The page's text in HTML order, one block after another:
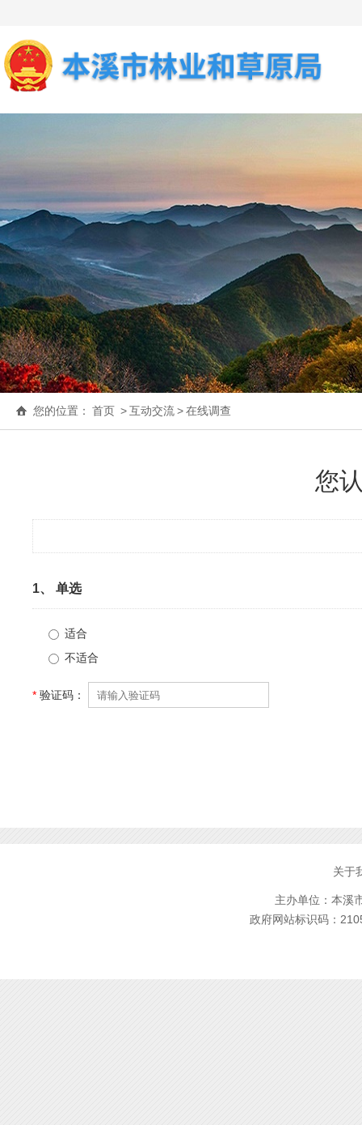
您的位置： 首页 >互动交流>在线调查
您
1、 单选
适合
不适合
* 验证码：
关于
主办单位：本溪
政府网站标识码：